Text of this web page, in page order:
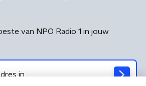
van NPO Radio 1 in jouw